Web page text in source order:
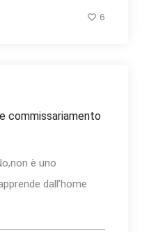
6
commissariamento
è uno
dall’home